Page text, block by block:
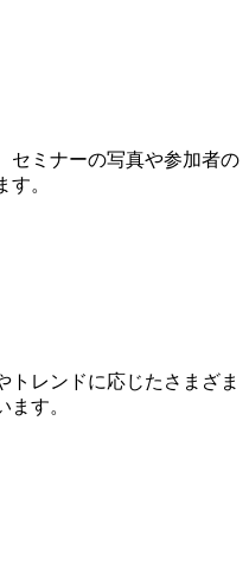
セミナーの写真や参加者の
。
トレンドに応じたさまざま
す。